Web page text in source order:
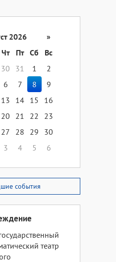
2026
»
Чт Пт Сб
Вс
30 31 1
2
6 7 8
9
13 14 15
16
20 21 22
23
27 28 29
30
3 4 5 6
события
театр